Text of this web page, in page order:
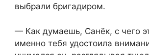
выбрали бригадиром.
— Как думаешь, Санёк, с чего
именно тебя удостоила